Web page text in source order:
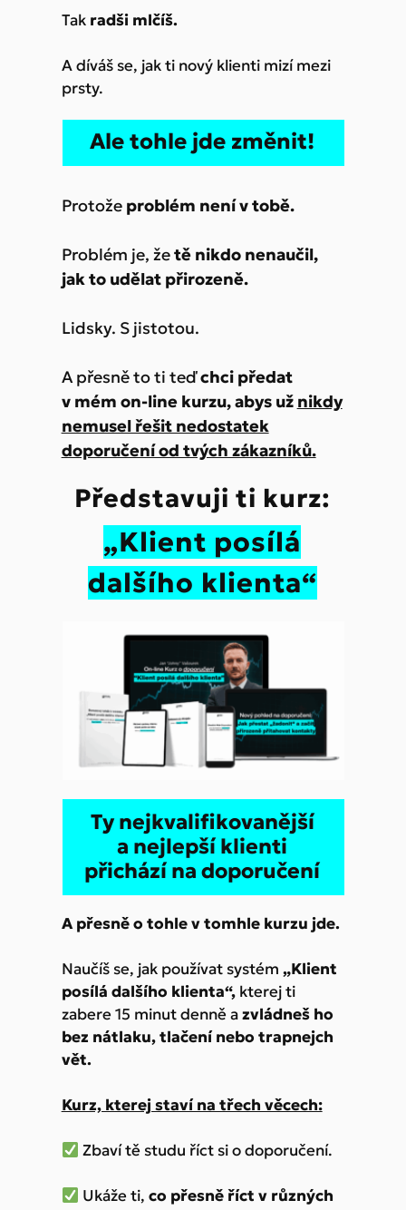
Tak radši mlčíš.
A díváš se, jak ti nový klienti mizí mezi
prsty.
Ale tohle jde změnit!
Protože problém není v tobě.
Problém je, žetě nikdo nenaučil,
jak to udělat přirozeně.
Lidsky. S jistotou.
A přesně to ti teďchci předat
v mém on-line kurzu, abys už nikdy
nemusel řešit nedostatek
doporučení od tvých zákazníků.
Představuji ti kurz:
„Klient posílá
dalšího klienta“
Ty nejkvalifikovanější
a nejlepší klienti
přichází na doporučení
A přesně o tohle v tomhle kurzu jde.
Naučíš se, jak používat systém „Klient
posílá dalšího klienta“,kterej ti
zabere 15 minut denně azvládneš ho
bez nátlaku, tlačení nebo trapnejch
vět.
Kurz, kterej staví na třech věcech:
Zbaví tě studu říct si o doporučení.
Ukáže ti,co přesně říct v různých